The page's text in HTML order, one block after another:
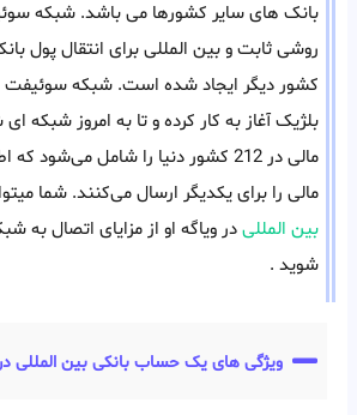
بانک های سایر کشورها می باشد. شبکه
روشی ثابت و بین المللی برای انتقال پول
مالی در 212 کشور دنیا را شامل
مالی را برای یکدیگر ارسال می‌کنند. شما
بین المللیدر ویاگه او از مزایای اتصال به
شوید .
ویژگی های یک حساب بانکی بین المللی